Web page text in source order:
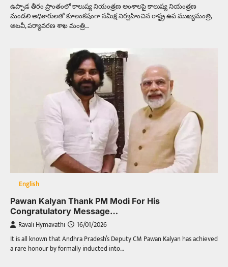
ఉప్పాడ తీరం ప్రాంతంలో కాలుష్య నియంత్రణ అంశాలపై కాలుష్య నియంత్రణ
మండలి అధికారులతో కూలంకషంగా సమీక్ష నిర్వహించిన రాష్ట్ర ఉప ముఖ్యమంత్రి,
అటవీ, పర్యావరణ శాఖ మంత్రి…
English
Pawan Kalyan Thank PM Modi For His
Congratulatory Message…
Ravali Hymavathi 16/01/2026
It is all known that Andhra Pradesh’s Deputy CM Pawan Kalyan has achieved
a rare honour by formally inducted into…